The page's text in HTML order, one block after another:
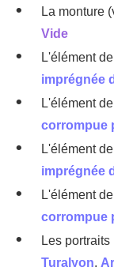
La monture
Vide
L'élément
imprégnée
L'élément
corrompue
L'élément
imprégnée
L'élément
corrompue
Les
Turalyon,